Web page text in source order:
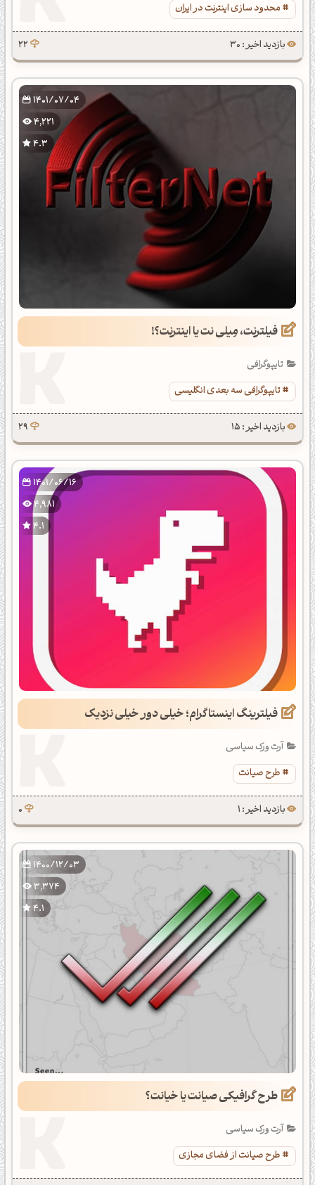
محدود سازی اینترنت در ایران
بازدید اخیر : 30 22
1401/07/04
4,221
4.3
فیلترنت، مِیلی نت یا اینترنت؟!
تایپوگرافی
تایپوگرافی سه بعدی انگلیسی
بازدید اخیر : 15 29
1401/06/16
4,981
4.1
فیلترینگ اینستاگرام؛ خیلی دور خیلی نزدیک
آرت ورک سیاسی
طرح صیانت
بازدید اخیر : 1 0
1400/12/03
3,374
4.1
طرح گرافیکی صیانت یا خیانت؟
آرت ورک سیاسی
طرح صیانت از فضای مجازی